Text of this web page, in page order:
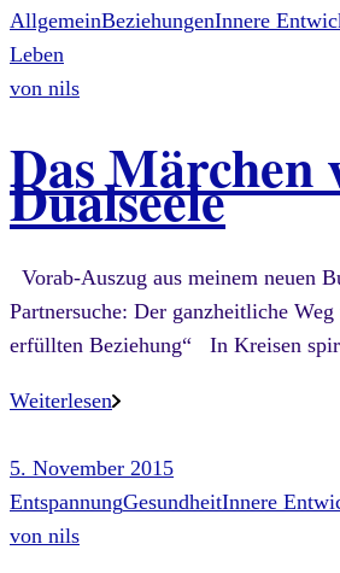
AllgemeinBeziehungenInnere
Leben
von nils
Das Märchen
Dualseele
Vorab-Auszug aus meinem neuen
Partnersuche: Der ganzheitliche
erfüllten Beziehung“ In Kreisen
Weiterlesen
5. November 2015
EntspannungGesundheitInnere
von nils